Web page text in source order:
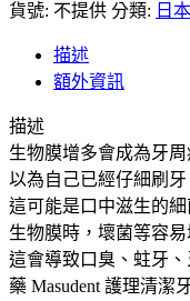
送】
新
藥
藥
Masudent
護
理
清
潔
牙
貨號: 不提供 分類: 日
描述
額外資訊
描述
生物膜增多會成為牙周
以為自己已經仔細刷
這可能是口中滋生的
生物膜時，壞菌等容易
這會導致口臭、蛀牙
藥 Masudent 護理清